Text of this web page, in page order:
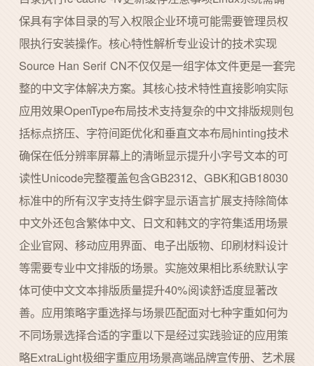
保具有字体目录的写入权限企业环境可能需要管理员权
限执行安装操作。核心特性解析专业设计的技术实现
Source Han Serif CN不仅仅是一组字体文件更是一套完
整的中文字体解决方案。其核心技术特性直接影响实际
应用效果OpenType布局技术支持复杂的中文排版规则包
括标点挤压、字符间距优化和垂直文本布局hinting技术
确保在低分辨率屏幕上的清晰显示提升小字号文本的可
读性Unicode完整覆盖包含GB2312、GBK和GB18030
标准中的所有汉字支持生僻字显示语言扩展支持除简体
中文外还包含繁体中文、日文和韩文的字符集适用场景
企业官网、移动应用界面、电子出版物、印刷材料设计
等需要专业中文排版的场景。实施效果相比系统默认字
体可使中文文本排版质量提升40%阅读舒适度显著改
善。应用策略字重选择与场景匹配面对七种字重如何为
不同场景选择合适的字重以下是经过实践验证的应用策
略ExtraLight极细字重应用场景高端品牌宣传册、艺术展